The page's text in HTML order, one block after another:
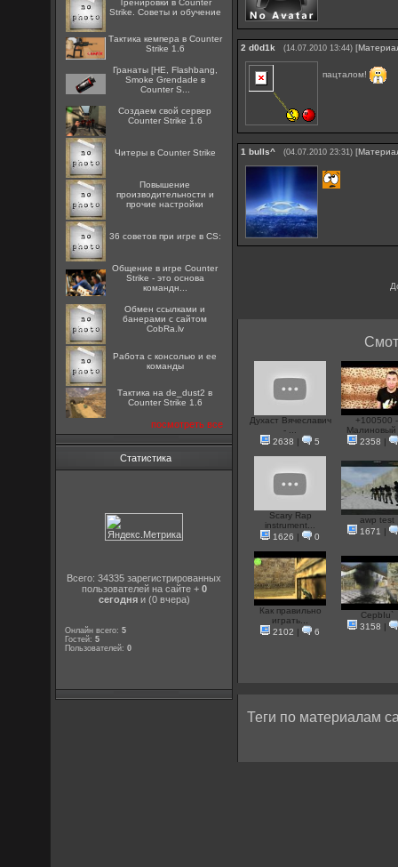
Тренировки в Counter
Strike. Советы и обучение
Тактика кемпера в Counter
Strike 1.6
Гранаты [HE, Flashbang,
Smoke Grendade в
Counter S...
Создаем свой сервер
Counter Strike 1.6
Читеры в Counter Strike
Повышение
производительности и
прочие настройки
36 советов при игре в CS:
Общение в игре Counter
Strike - это основа
командн...
Oбмен ссылками и
банерами с сайтом
CobRa.lv
Работа с консолью и ее
команды
Тактика на de_dust2 в
Counter Strike 1.6
посмотреть все
Статистика
Всего: 34335 зарегистрированных
пользователей на сайте + 0
сегодняи (0 вчера)
Онлайн всего:5
Гостей:5
Пользователей:0
2 d0d1k (14.07.2010 13:44) [
пацталом!
1 bulls^ (04.07.2010 23:31) [
Духаст Вячеславич
- ...
2638 | 5
+100500 -
Малиновый
2358 |
Scary Rap
instrument...
1626 | 0
awp test
1671 |
Как правильно
играть...
2102 | 6
CepbIu`
3158 |
Теги по материалам